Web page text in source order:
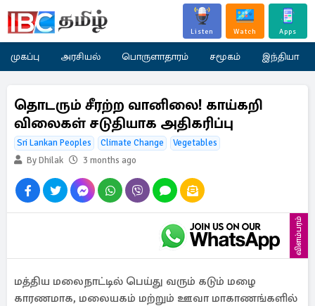
Listen Watch Apps
முகப்பு அரசியல் பொருளாதாரம் சமூகம் இந்தியா
தொடரும் சீரற்ற வானிலை! காய்கறி
விலைகள் சடுதியாக அதிகரிப்பு
Sri Lankan Peoples Climate Change
Vegetables
By Dhilak
3 months ago
விளம்பரம்
மத்திய மலைநாட்டில் பெய்து வரும் கடும் மழை
காரணமாக, மலையகம் மற்றும் ஊவா மாகாணங்களில்